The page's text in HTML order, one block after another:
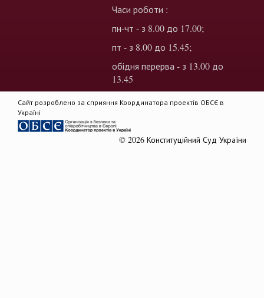
Часи роботи :
пн-чт - з 8.00 до 17.00;
пт - з 8.00 до 15.45;
обідня перерва - з 13.00 до
13.45
Сайт розроблено за сприяння Координатора проектів ОБСЄ в
Україні
© 2026 Конституційний Суд України